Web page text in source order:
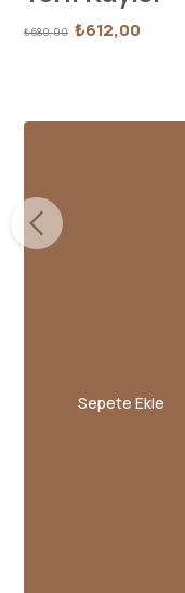
₺680,00 ₺612,00
Sepete Ekle